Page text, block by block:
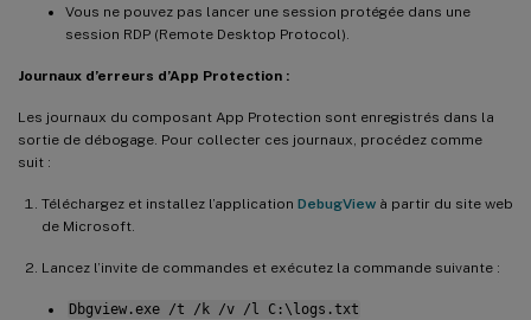
Vous ne pouvez pas lancer une session protégée dans une
session RDP (Remote Desktop Protocol).
Journaux d’erreurs d’App Protection :
Les journaux du composant App Protection sont enregistrés dans la
sortie de débogage. Pour collecter ces journaux, procédez comme
suit :
Téléchargez et installez l’application DebugView à partir du site web
de Microsoft.
Lancez l’invite de commandes et exécutez la commande suivante :
Dbgview.exe /t /k /v /l C:\logs.txt